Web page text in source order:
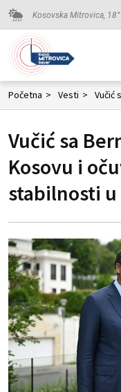
Kosovska Mitrovica, 18°
Početna > Vesti >
Vučić sa
Kosovu i
stabilnosti